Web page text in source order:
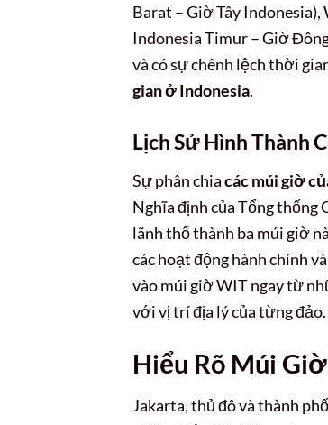
Barat – Giờ Tây
Indonesia Timur – Giờ
và có sự chênh lệch thời
gian ở Indonesia.
Lịch Sử Hình Thành
Sự phân chiacác múi giờ
Nghĩa định của Tổng thống
lãnh thổ thành ba múi giờ
các hoạt động hành chính
vào múi giờ WIT ngay từ
với vị trí địa lý của từng đảo.
Hiểu Rõ Múi
Jakarta, thủ đô và thành